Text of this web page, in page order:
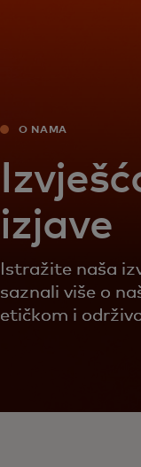
O NAMA
izjave
Istražite naša
saznali više o
etičkom i